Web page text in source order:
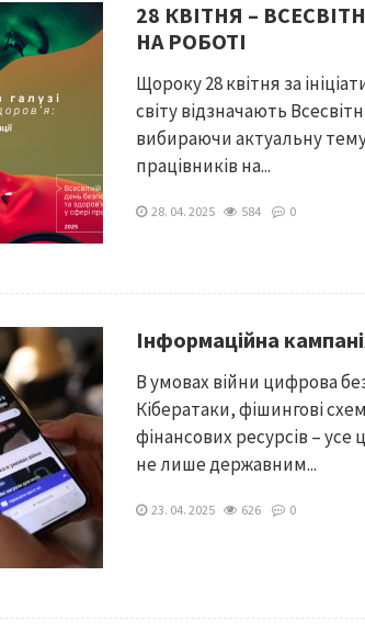
28 КВІТНЯ –
НА РОБОТІ
Щороку 28 квітня за
світу відзначають
вибираючи актуальну
працівників на...
28. 04. 2025 584 0
Інформаційна
В умовах війни цифрова
Кібератаки, фішингові
фінансових ресурсів – усе
не лише державним...
23. 04. 2025 626 0